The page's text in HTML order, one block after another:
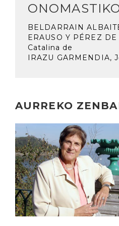
BELDARRAIN
ERAUSO Y PÉREZ DE
Catalina de
IRAZU GARMENDIA,
AURREKO
Irakurri